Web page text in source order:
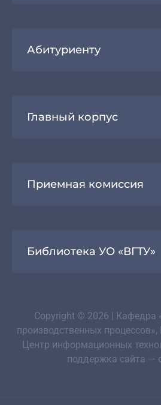
Абитуриенту
Главный корпус
Приемная комиссия
Библиотека УО «ВГТУ»
Copyright © 2026 | Кафедра
производственных
Центр информационных
поддержка сайта —